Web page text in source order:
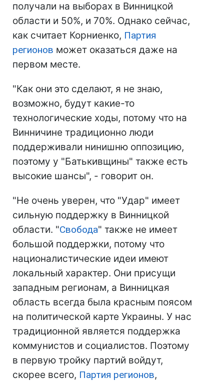
получали на выборах в Винницкой
области и 50%, и 70%. Однако сейчас,
как считает Корниенко, Партия
регионов может оказаться даже на
первом месте.
"Как они это сделают, я не знаю,
возможно, будут какие-то
технологические ходы, потому что на
Винничине традиционно люди
поддерживали нинишню оппозицию,
поэтому у "Батькивщины" также есть
высокие шансы", - говорит он.
"Не очень уверен, что "Удар" имеет
сильную поддержку в Винницкой
области. "Свобода" также не имеет
большой поддержки, потому что
националистические идеи имеют
локальный характер. Они присущи
западным регионам, а Винницкая
область всегда была красным поясом
на политической карте Украины. У нас
традиционной является поддержка
коммунистов и социалистов. Поэтому
в первую тройку партий войдут,
скорее всего, Партия регионов,